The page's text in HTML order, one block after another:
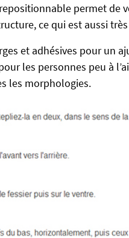
permet de
ce qui est aussi
et adhésives pour un
les personnes peu à
les morphologies.